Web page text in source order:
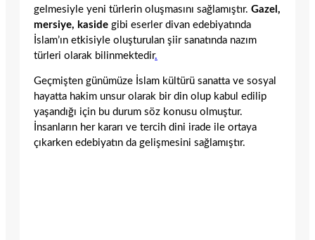
gelmesiyle yeni türlerin oluşmasını sağlamıştır. Gazel,
mersiye, kaside gibi eserler divan edebiyatında
İslam’ın etkisiyle oluşturulan şiir sanatında nazım
türleri olarak bilinmektedir.
Geçmişten günümüze İslam kültürü sanatta ve sosyal
hayatta hakim unsur olarak bir din olup kabul edilip
yaşandığı için bu durum söz konusu olmuştur.
İnsanların her kararı ve tercih dini irade ile ortaya
çıkarken edebiyatın da gelişmesini sağlamıştır.